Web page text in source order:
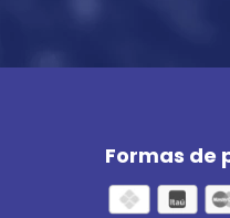
Formas de